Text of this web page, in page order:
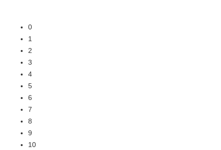
0
1
2
3
4
5
6
7
8
9
10